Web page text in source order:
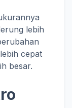
lebih
cepat
besar.